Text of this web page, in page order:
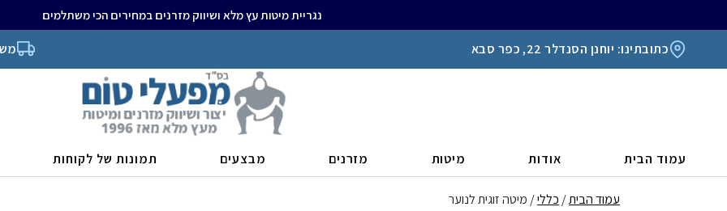
נגריית מיטות עץ מלא ושיווק מזרנים במחירים הכי משתלמים
כתובתינו: יוחנן הסנדלר 22, כפר סבא
עמוד הבית אודות מיטות מזרנים מבצעים תמונות של לקוחות
עמוד הבית/ כללי/ מיטה זוגית לנוער